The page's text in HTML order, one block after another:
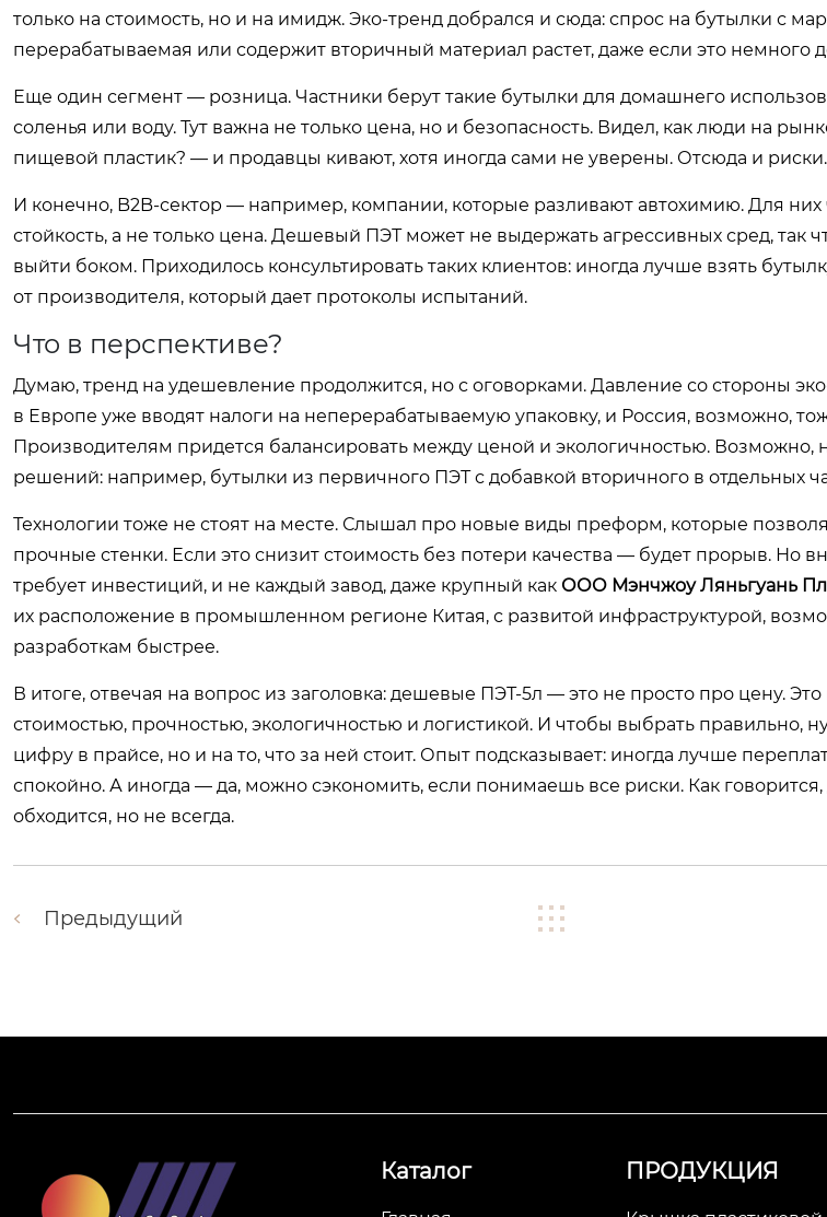
только на стоимость, но и на имидж. Эко-тренд добрался и сюда: спрос на бутылки с
перерабатываемая или содержит вторичный материал растет, даже если это немного
Еще один сегмент — розница. Частники берут такие бутылки для домашнего
соленья или воду. Тут важна не только цена, но и безопасность. Видел, как люди на
пищевой пластик? — и продавцы кивают, хотя иногда сами не уверены. Отсюда и риски.
И конечно, B2B-сектор — например, компании, которые разливают автохимию. Для них
стойкость, а не только цена. Дешевый ПЭТ может не выдержать агрессивных сред, так
выйти боком. Приходилось консультировать таких клиентов: иногда лучше взять
от производителя, который дает протоколы испытаний.
Что в перспективе?
Думаю, тренд на удешевление продолжится, но с оговорками. Давление со стороны
в Европе уже вводят налоги на неперерабатываемую упаковку, и Россия, возможно,
Производителям придется балансировать между ценой и экологичностью. Возможно,
решений: например, бутылки из первичного ПЭТ с добавкой вторичного в отдельных
Технологии тоже не стоят на месте. Слышал про новые виды преформ, которые
прочные стенки. Если это снизит стоимость без потери качества — будет прорыв. Но
требует инвестиций, и не каждый завод, даже крупный как ООО Мэнчжоу Ляньгуань
их расположение в промышленном регионе Китая, с развитой инфраструктурой,
разработкам быстрее.
В итоге, отвечая на вопрос из заголовка: дешевые ПЭТ-5л — это не просто про цену.
стоимостью, прочностью, экологичностью и логистикой. И чтобы выбрать правильно,
цифру в прайсе, но и на то, что за ней стоит. Опыт подсказывает: иногда лучше
спокойно. А иногда — да, можно сэкономить, если понимаешь все риски. Как
обходится, но не всегда.
Предыдущий
Каталог ПРОДУКЦИЯ